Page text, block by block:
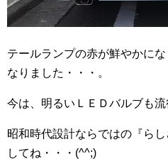
テールランプの赤が鮮やかに
なりました・・・。
今は、明るいＬＥＤバルブも
昭和時代設計ならではの『ら
してね・・・(^^;)